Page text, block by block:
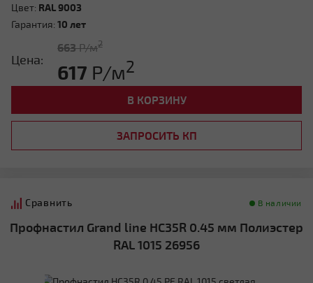
Цвет: RAL 9003
Гарантия: 10 лет
Цена:
663Р/м2
617 Р/м2
В КОРЗИНУ
ЗАПРОСИТЬ КП
Сравнить В наличии
Профнастил Grand line HC35R 0.45 мм Полиэстер
RAL 1015 26956